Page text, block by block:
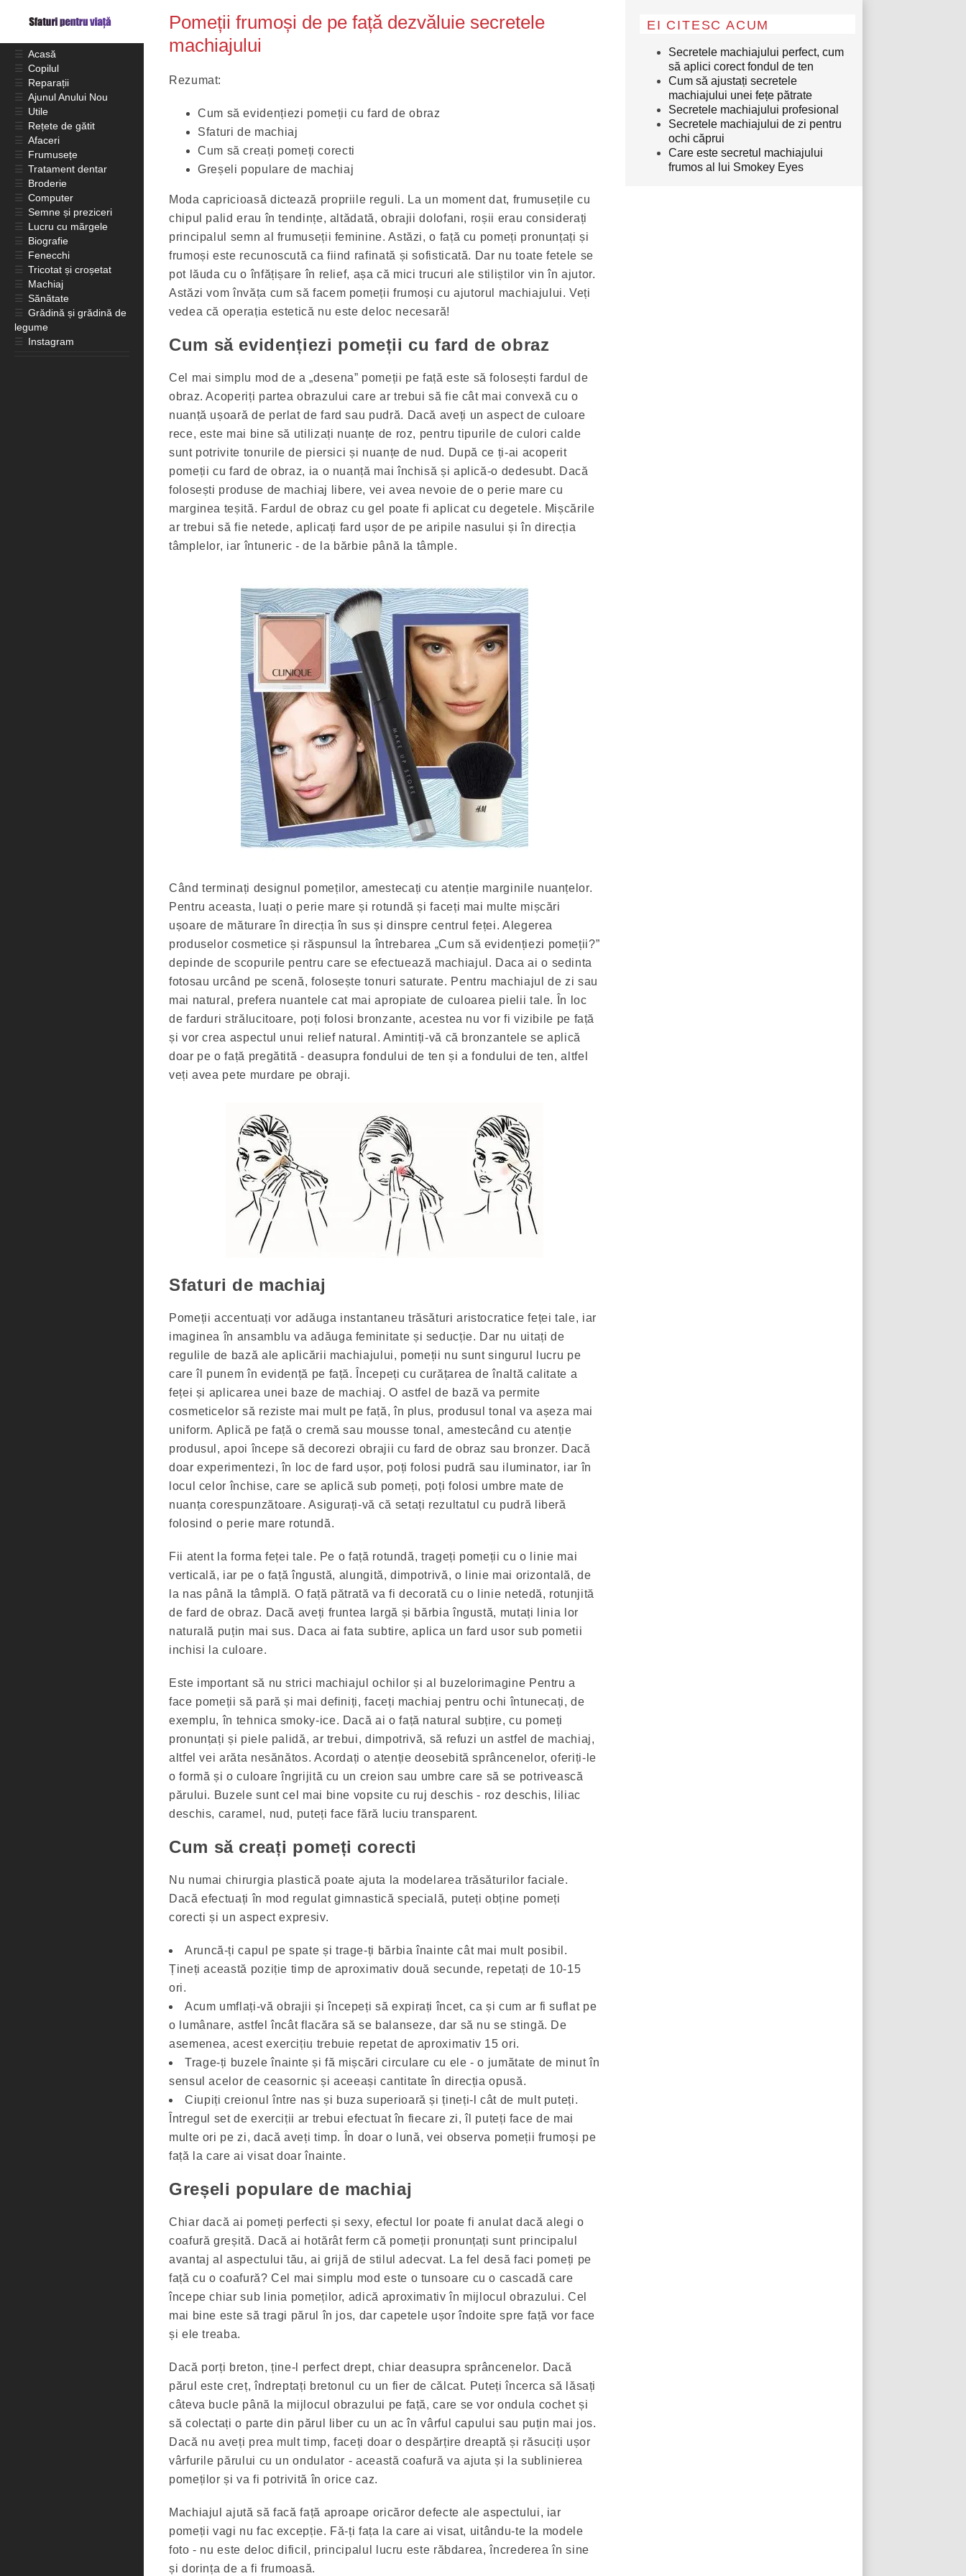
Pomeții frumoși de pe față dezvăluie secretele
machiajului
Rezumat:
Cum să evidențiezi pomeții cu fard de obraz
Sfaturi de machiaj
Cum să creați pomeți corecti
Greșeli populare de machiaj
Moda capricioasă dictează propriile reguli. La un moment dat, frumusețile cu
chipul palid erau în tendințe, altădată, obrajii dolofani, roșii erau considerați
principalul semn al frumuseții feminine. Astăzi, o față cu pomeți pronunțați și
frumoși este recunoscută ca fiind rafinată și sofisticată. Dar nu toate fetele se
pot lăuda cu o înfățișare în relief, așa că mici trucuri ale stiliștilor vin în ajutor.
Astăzi vom învăța cum să facem pomeții frumoși cu ajutorul machiajului. Veți
vedea că operația estetică nu este deloc necesară!
Cum să evidențiezi pomeții cu fard de obraz
Cel mai simplu mod de a „desena” pomeții pe față este să folosești fardul de
obraz. Acoperiți partea obrazului care ar trebui să fie cât mai convexă cu o
nuanță ușoară de perlat de fard sau pudră. Dacă aveți un aspect de culoare
rece, este mai bine să utilizați nuanțe de roz, pentru tipurile de culori calde
sunt potrivite tonurile de piersici și nuanțe de nud. După ce ți-ai acoperit
pomeții cu fard de obraz, ia o nuanță mai închisă și aplică-o dedesubt. Dacă
folosești produse de machiaj libere, vei avea nevoie de o perie mare cu
marginea teșită. Fardul de obraz cu gel poate fi aplicat cu degetele. Mișcările
ar trebui să fie netede, aplicați fard ușor de pe aripile nasului și în direcția
tâmplelor, iar întuneric - de la bărbie până la tâmple.
Când terminați designul pomeților, amestecați cu atenție marginile nuanțelor.
Pentru aceasta, luați o perie mare și rotundă și faceți mai multe mișcări
ușoare de măturare în direcția în sus și dinspre centrul feței. Alegerea
produselor cosmetice și răspunsul la întrebarea „Cum să evidențiezi pomeții?”
depinde de scopurile pentru care se efectuează machiajul. Daca ai o sedinta
fotosau urcând pe scenă, folosește tonuri saturate. Pentru machiajul de zi sau
mai natural, prefera nuantele cat mai apropiate de culoarea pielii tale. În loc
de farduri strălucitoare, poți folosi bronzante, acestea nu vor fi vizibile pe față
și vor crea aspectul unui relief natural. Amintiți-vă că bronzantele se aplică
doar pe o față pregătită - deasupra fondului de ten și a fondului de ten, altfel
veți avea pete murdare pe obraji.
Sfaturi de machiaj
Pomeții accentuați vor adăuga instantaneu trăsături aristocratice feței tale, iar
imaginea în ansamblu va adăuga feminitate și seducție. Dar nu uitați de
regulile de bază ale aplicării machiajului, pomeții nu sunt singurul lucru pe
care îl punem în evidență pe față. Începeți cu curățarea de înaltă calitate a
feței și aplicarea unei baze de machiaj. O astfel de bază va permite
cosmeticelor să reziste mai mult pe față, în plus, produsul tonal va așeza mai
uniform. Aplică pe față o cremă sau mousse tonal, amestecând cu atenție
produsul, apoi începe să decorezi obrajii cu fard de obraz sau bronzer. Dacă
doar experimentezi, în loc de fard ușor, poți folosi pudră sau iluminator, iar în
locul celor închise, care se aplică sub pomeți, poți folosi umbre mate de
nuanța corespunzătoare. Asigurați-vă că setați rezultatul cu pudră liberă
folosind o perie mare rotundă.
Fii atent la forma feței tale. Pe o față rotundă, trageți pomeții cu o linie mai
verticală, iar pe o față îngustă, alungită, dimpotrivă, o linie mai orizontală, de
la nas până la tâmplă. O față pătrată va fi decorată cu o linie netedă, rotunjită
de fard de obraz. Dacă aveți fruntea largă și bărbia îngustă, mutați linia lor
naturală puțin mai sus. Daca ai fata subtire, aplica un fard usor sub pometii
inchisi la culoare.
Este important să nu strici machiajul ochilor și al buzelorimagine Pentru a
face pomeții să pară și mai definiți, faceți machiaj pentru ochi întunecați, de
exemplu, în tehnica smoky-ice. Dacă ai o față natural subțire, cu pomeți
pronunțați și piele palidă, ar trebui, dimpotrivă, să refuzi un astfel de machiaj,
altfel vei arăta nesănătos. Acordați o atenție deosebită sprâncenelor, oferiți-le
o formă și o culoare îngrijită cu un creion sau umbre care să se potrivească
părului. Buzele sunt cel mai bine vopsite cu ruj deschis - roz deschis, liliac
deschis, caramel, nud, puteți face fără luciu transparent.
Cum să creați pomeți corecti
Nu numai chirurgia plastică poate ajuta la modelarea trăsăturilor faciale.
Dacă efectuați în mod regulat gimnastică specială, puteți obține pomeți
corecti și un aspect expresiv.
Aruncă-ți capul pe spate și trage-ți bărbia înainte cât mai mult posibil.
Țineți această poziție timp de aproximativ două secunde, repetați de 10-15
ori.
Acum umflați-vă obrajii și începeți să expirați încet, ca și cum ar fi suflat pe
o lumânare, astfel încât flacăra să se balanseze, dar să nu se stingă. De
asemenea, acest exercițiu trebuie repetat de aproximativ 15 ori.
Trage-ți buzele înainte și fă mișcări circulare cu ele - o jumătate de minut în
sensul acelor de ceasornic și aceeași cantitate în direcția opusă.
Ciupiți creionul între nas și buza superioară și țineți-l cât de mult puteți.
Întregul set de exerciții ar trebui efectuat în fiecare zi, îl puteți face de mai
multe ori pe zi, dacă aveți timp. În doar o lună, vei observa pomeții frumoși pe
față la care ai visat doar înainte.
Greșeli populare de machiaj
Chiar dacă ai pomeți perfecti și sexy, efectul lor poate fi anulat dacă alegi o
coafură greșită. Dacă ai hotărât ferm că pomeții pronunțați sunt principalul
avantaj al aspectului tău, ai grijă de stilul adecvat. La fel desă faci pomeți pe
față cu o coafură? Cel mai simplu mod este o tunsoare cu o cascadă care
începe chiar sub linia pomeților, adică aproximativ în mijlocul obrazului. Cel
mai bine este să tragi părul în jos, dar capetele ușor îndoite spre față vor face
și ele treaba.
Dacă porți breton, ține-l perfect drept, chiar deasupra sprâncenelor. Dacă
părul este creț, îndreptați bretonul cu un fier de călcat. Puteți încerca să lăsați
câteva bucle până la mijlocul obrazului pe față, care se vor ondula cochet și
să colectați o parte din părul liber cu un ac în vârful capului sau puțin mai jos.
Dacă nu aveți prea mult timp, faceți doar o despărțire dreaptă și răsuciți ușor
vârfurile părului cu un ondulator - această coafură va ajuta și la sublinierea
pomeților și va fi potrivită în orice caz.
Machiajul ajută să facă față aproape oricăror defecte ale aspectului, iar
pomeții vagi nu fac excepție. Fă-ți fața la care ai visat, uitându-te la modele
foto - nu este deloc dificil, principalul lucru este răbdarea, încrederea în sine
și dorința de a fi frumoasă.
EI CITESC ACUM
Secretele machiajului perfect, cum
să aplici corect fondul de ten
Cum să ajustați secretele
machiajului unei fețe pătrate
Secretele machiajului profesional
Secretele machiajului de zi pentru
ochi căprui
Care este secretul machiajului
frumos al lui Smokey Eyes
☰ Acasă
☰ Copilul
☰ Reparații
☰ Ajunul Anului Nou
☰ Utile
☰ Rețete de gătit
☰ Afaceri
☰ Frumusețe
☰ Tratament dentar
☰ Broderie
☰ Computer
☰ Semne și preziceri
☰ Lucru cu mărgele
☰ Biografie
☰ Fenecchi
☰ Tricotat și croșetat
☰ Machiaj
☰ Sănătate
☰ Grădină și grădină de
legume
☰ Instagram